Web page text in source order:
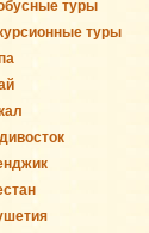
туры
туры